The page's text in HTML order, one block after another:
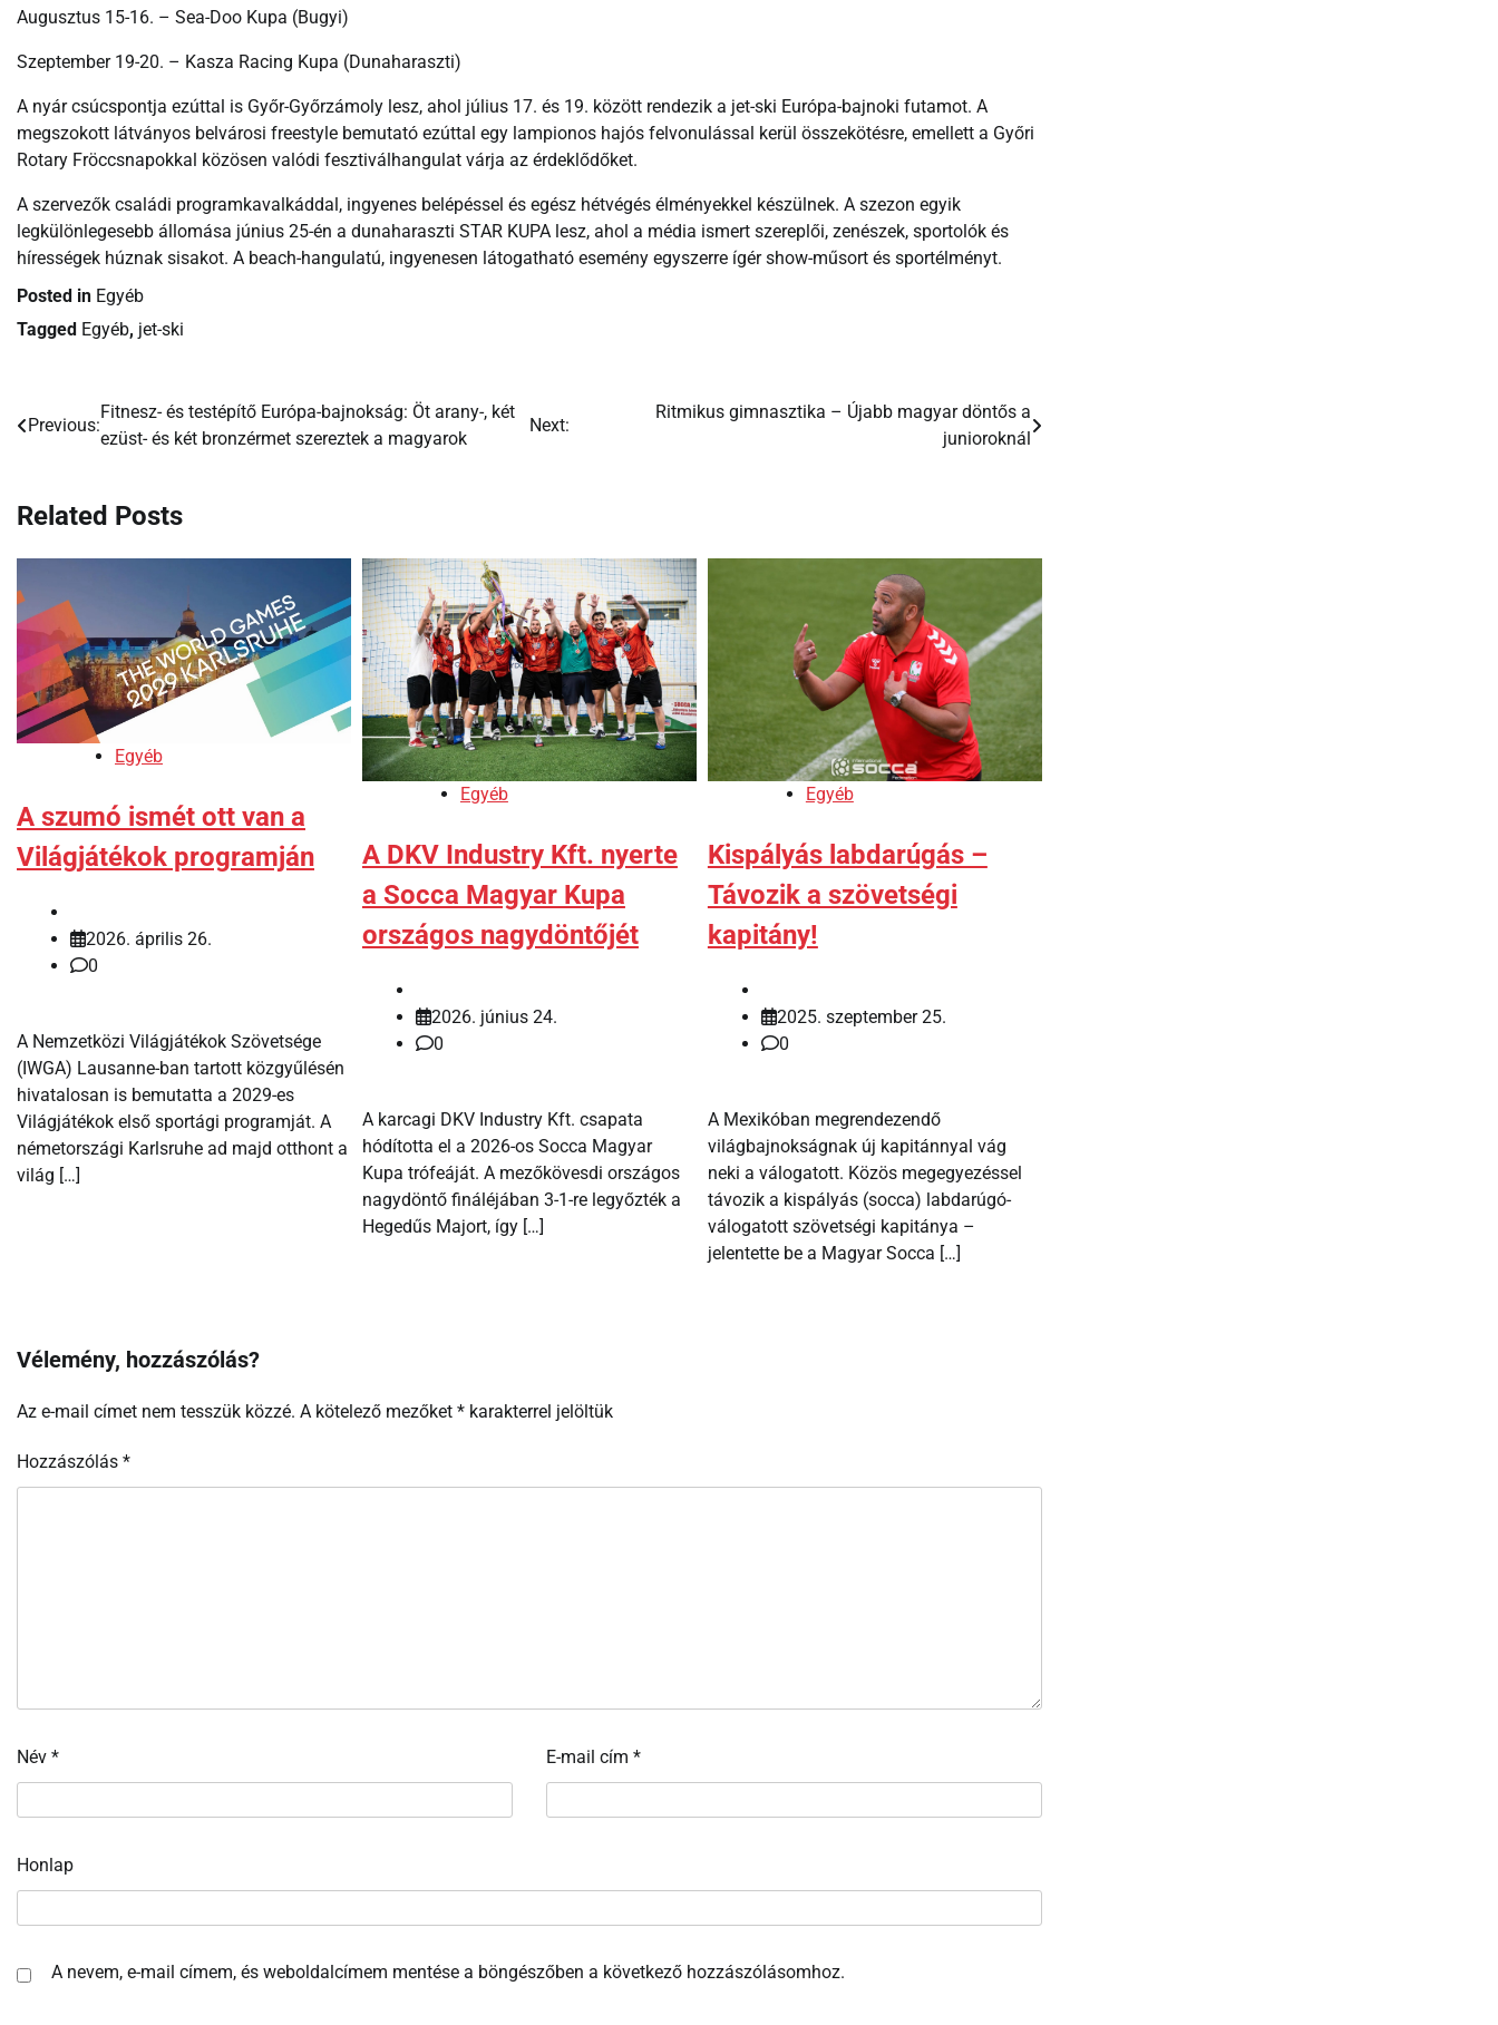
Augusztus 15-16. – Sea-Doo Kupa (Bugyi)
Szeptember 19-20. – Kasza Racing Kupa (Dunaharaszti)
A nyár csúcspontja ezúttal is Győr-Győrzámoly lesz, ahol július 17. és 19. között rendezik a jet-ski Európa-bajnoki futamot. A
megszokott látványos belvárosi freestyle bemutató ezúttal egy lampionos hajós felvonulással kerül összekötésre, emellett a Győri
Rotary Fröccsnapokkal közösen valódi fesztiválhangulat várja az érdeklődőket.
A szervezők családi programkavalkáddal, ingyenes belépéssel és egész hétvégés élményekkel készülnek. A szezon egyik
legkülönlegesebb állomása június 25-én a dunaharaszti STAR KUPA lesz, ahol a média ismert szereplői, zenészek, sportolók és
hírességek húznak sisakot. A beach-hangulatú, ingyenesen látogatható esemény egyszerre ígér show-műsort és sportélményt.
Posted in Egyéb
Tagged Egyéb, jet-ski
Bejegyzés
Previous:
Fitnesz- és testépítő Európa-bajnokság: Öt arany-, két
ezüst- és két bronzérmet szereztek a magyarok
Next:
Ritmikus gimnasztika – Újabb magyar döntős a
junioroknál
Related Posts
Egyéb
A szumó ismét ott van a
Világjátékok programján
2026. április 26.
0
A Nemzetközi Világjátékok Szövetsége
(IWGA) Lausanne-ban tartott közgyűlésén
hivatalosan is bemutatta a 2029-es
Világjátékok első sportági programját. A
németországi Karlsruhe ad majd otthont a
világ […]
Egyéb
A DKV Industry Kft. nyerte
a Socca Magyar Kupa
országos nagydöntőjét
2026. június 24.
0
A karcagi DKV Industry Kft. csapata
hódította el a 2026-os Socca Magyar
Kupa trófeáját. A mezőkövesdi országos
nagydöntő fináléjában 3-1-re legyőzték a
Hegedűs Majort, így […]
Egyéb
Kispályás labdarúgás –
Távozik a szövetségi
kapitány!
2025. szeptember 25.
0
A Mexikóban megrendezendő
világbajnokságnak új kapitánnyal vág
neki a válogatott. Közös megegyezéssel
távozik a kispályás (socca) labdarúgó-
válogatott szövetségi kapitánya –
jelentette be a Magyar Socca […]
Vélemény, hozzászólás?
Az e-mail címet nem tesszük közzé. A kötelező mezőket * karakterrel jelöltük
Hozzászólás *
Név * E-mail cím *
Honlap
A nevem, e-mail címem, és weboldalcímem mentése a böngészőben a következő hozzászólásomhoz.